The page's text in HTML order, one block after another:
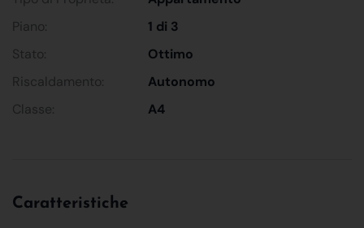
Piano:
1 di 3
Stato:
Ottimo
Riscaldamento:
Autonomo
Classe:
A4
Caratteristiche